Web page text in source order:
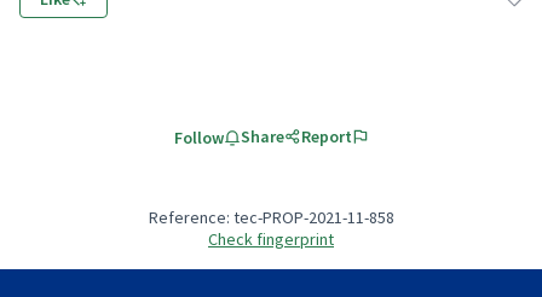
Follow Share Report
Reference: tec-PROP-2021-11-858
Check fingerprint